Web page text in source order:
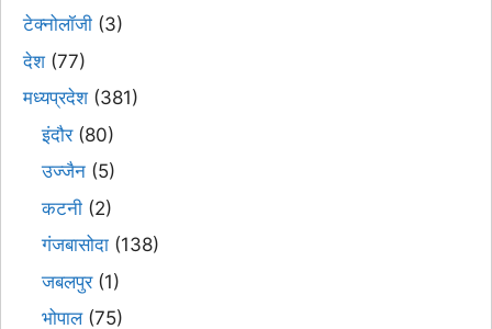
टेक्नोलॉजी (3)
देश(77)
मध्यप्रदेश(381)
इंदौर(80)
उज्जैन (5)
कटनी (2)
गंजबासोदा (138)
जबलपुर(1)
भोपाल(75)